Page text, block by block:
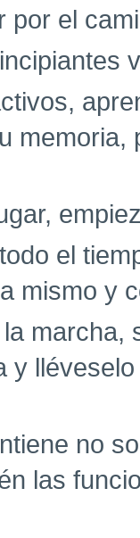
por el
el
mismo y
marcha,
y
no
las